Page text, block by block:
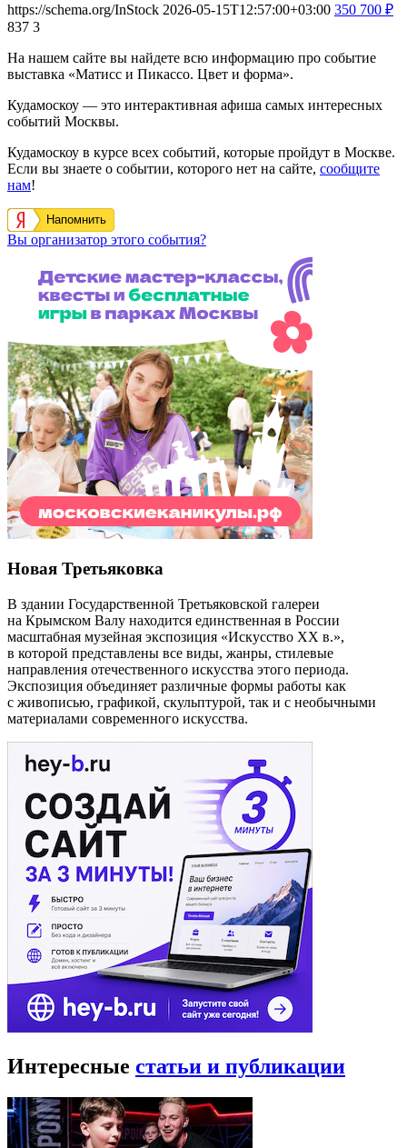
https://schema.org/InStock 2026-05-15T12:57:00+03:00 350 700 ₽
837 3
На нашем сайте вы найдете всю информацию про событие
выставка «Матисс и Пикассо. Цвет и форма».
Кудамоскоу — это интерактивная афиша самых интересных
событий Москвы.
Кудамоскоу в курсе всех событий, которые пройдут в Москве.
Если вы знаете о событии, которого нет на сайте, сообщите
нам!
Напомнить
Вы организатор этого события?
Новая Третьяковка
В здании Государственной Третьяковской галереи
на Крымском Валу находится единственная в России
масштабная музейная экспозиция «Искусство ХХ в.»,
в которой представлены все виды, жанры, стилевые
направления отечественного искусства этого периода.
Экспозиция объединяет различные формы работы как
с живописью, графикой, скульптурой, так и с необычными
материалами современного искусства.
Интересные статьи и публикации